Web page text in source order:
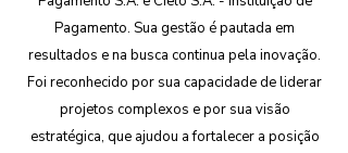
Pagamento. Sua gestão é pautada em
resultados e na busca continua pela inovação.
Foi reconhecido por sua capacidade de liderar
projetos complexos e por sua visão
estratégica, que ajudou a fortalecer a posição